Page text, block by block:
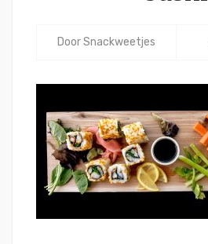
DoorSnackweetjes